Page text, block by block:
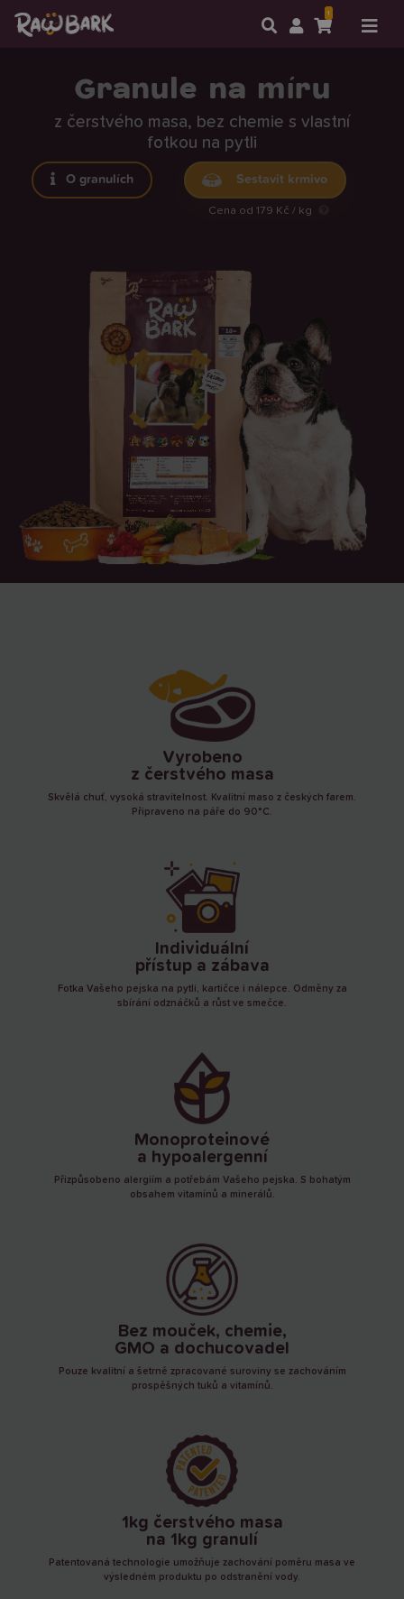
1
Granule na míru
z čerstvého masa, bez chemie s vlastní
fotkou na pytli
O granulích Sestavit krmivo
Cena od 179 Kč / kg
Vyrobeno
z čerstvého masa
Skvělá chuť, vysoká stravitelnost. Kvalitní maso z českých farem.
Připraveno na páře do 90°C.
Individuální
přístup a zábava
Fotka Vašeho pejska na pytli, kartičce i nálepce. Odměny za
sbírání odznáčků a růst ve smečce.
Monoproteinové
a hypoalergenní
Přizpůsobeno alergiím a potřebám Vašeho pejska. S bohatým
obsahem vitamínů a minerálů.
Bez mouček, chemie,
GMO a dochucovadel
Pouze kvalitní a šetrně zpracované suroviny se zachováním
prospěšných tuků a vitamínů.
1kg čerstvého masa
na 1kg granulí
Patentovaná technologie umožňuje zachování poměru masa ve
výsledném produktu po odstranění vody.